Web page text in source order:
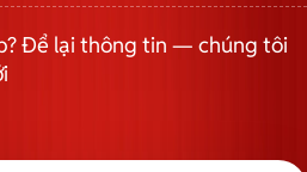
Để lại thông tin — chúng tôi